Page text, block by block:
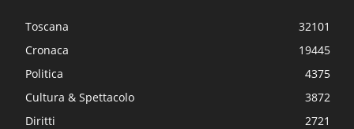
Toscana
32101
Cronaca
19445
Politica
4375
Cultura & Spettacolo
3872
Diritti
2721